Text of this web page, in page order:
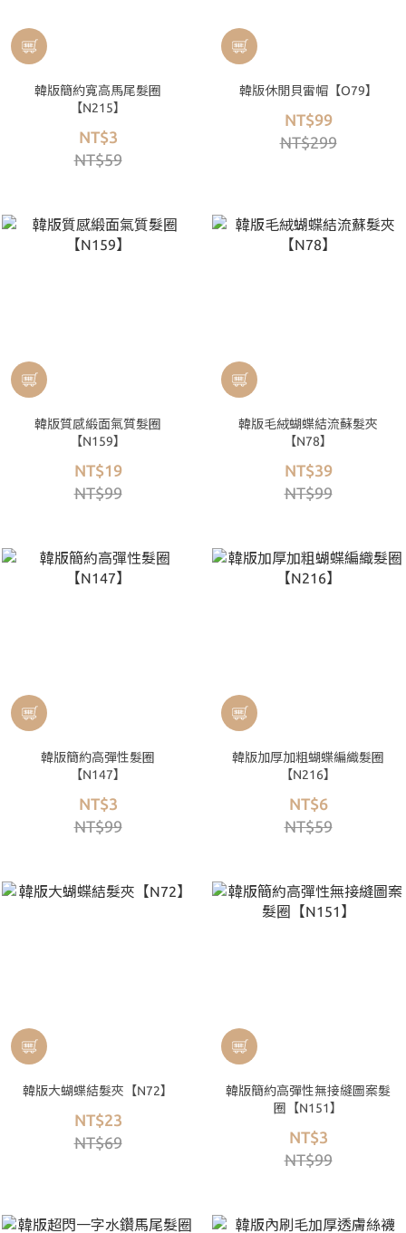
韓版簡約寬高馬尾髮圈
【N215】
NT$3
NT$59
韓版休閒貝雷帽【O79】
NT$99
NT$299
韓版質感緞面氣質髮圈
【N159】
NT$19
NT$99
韓版毛絨蝴蝶結流蘇髮夾
【N78】
NT$39
NT$99
韓版簡約高彈性髮圈
【N147】
NT$3
NT$99
韓版加厚加粗蝴蝶編織髮圈
【N216】
NT$6
NT$59
韓版大蝴蝶結髮夾【N72】
NT$23
NT$69
韓版簡約高彈性無接縫圖案髮
圈【N151】
NT$3
NT$99